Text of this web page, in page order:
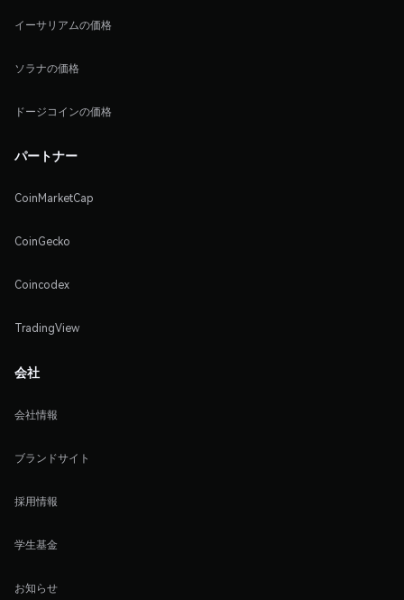
イーサリアムの価格
ソラナの価格
ドージコインの価格
パートナー
CoinMarketCap
CoinGecko
Coincodex
TradingView
会社
会社情報
ブランドサイト
採用情報
学生基金
お知らせ